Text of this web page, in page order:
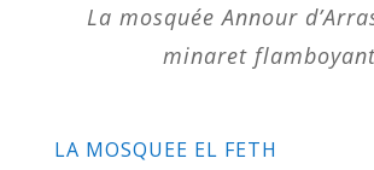
La mosquée Annour
minaret
LA MOSQUEE EL FETH